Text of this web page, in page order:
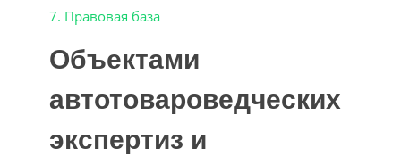
7. Правовая база
Объектами
автотовароведческих
экспертиз и